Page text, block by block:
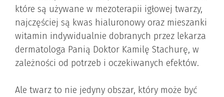
które są używane w mezoterapii igłowej twarzy,
najczęściej są kwas hialuronowy oraz mieszanki
witamin indywidualnie dobranych przez lekarza
dermatologa Panią Doktor Kamilę Stachurę, w
zależności od potrzeb i oczekiwanych efektów.
Ale twarz to nie jedyny obszar, który może być